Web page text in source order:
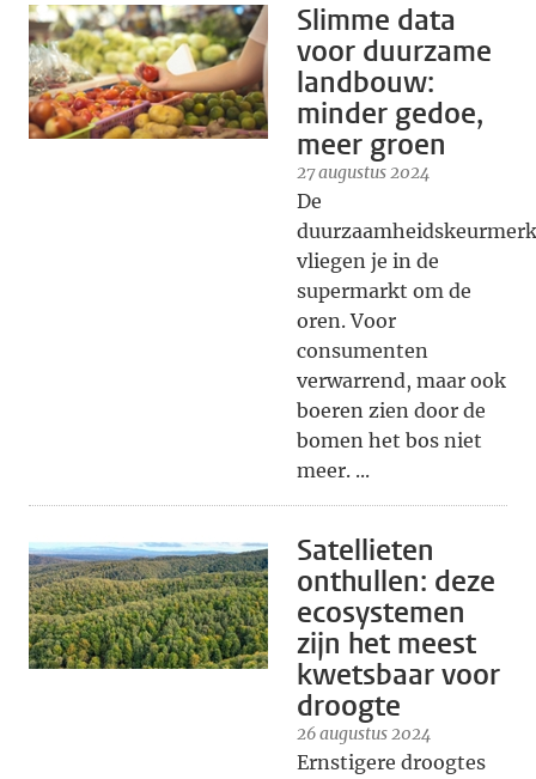
Slimme data
voor duurzame
landbouw:
minder gedoe,
meer groen
27 augustus 2024
De
vliegen je in de
supermarkt om de
oren. Voor
consumenten
verwarrend, maar ook
boeren zien door de
bomen het bos niet
meer. ...
Satellieten
onthullen: deze
ecosystemen
zijn het meest
kwetsbaar voor
droogte
26 augustus 2024
Ernstigere droogtes